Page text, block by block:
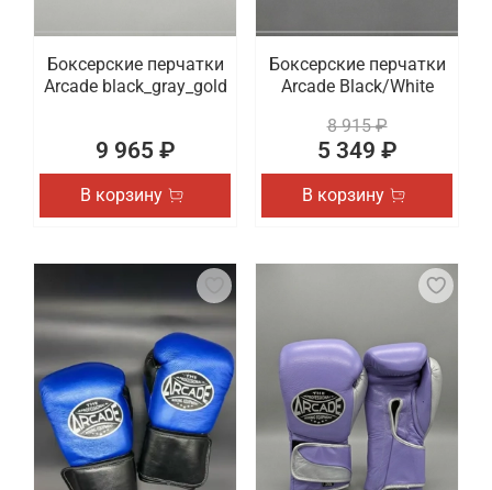
Боксерские перчатки
Arcade black_gray_gold
9 965 ₽
В корзину
Боксерские перчатки
Arcade Black/White
8 915 ₽
5 349 ₽
В корзину